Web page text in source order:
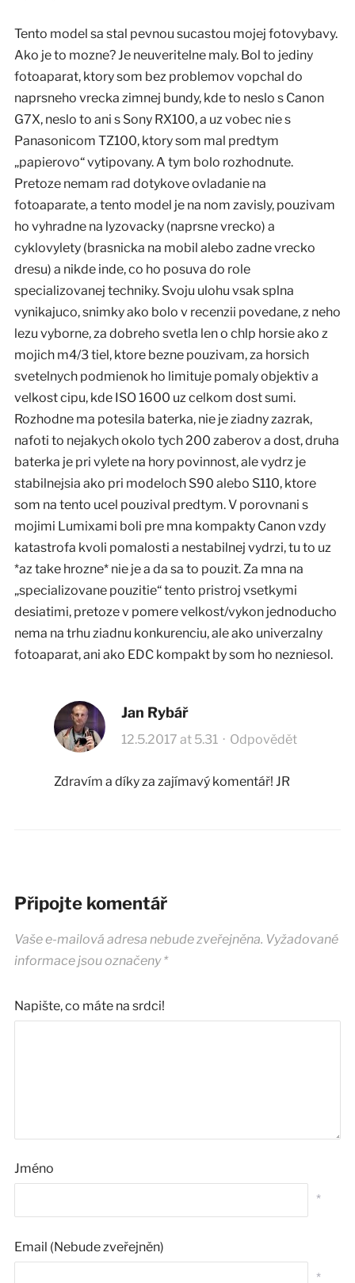
Tento model sa stal pevnou sucastou mojej fotovybavy.
Ako je to mozne? Je neuveritelne maly. Bol to jediny
fotoaparat, ktory som bez problemov vopchal do
naprsneho vrecka zimnej bundy, kde to neslo s Canon
G7X, neslo to ani s Sony RX100, a uz vobec nie s
Panasonicom TZ100, ktory som mal predtym
„papierovo“ vytipovany. A tym bolo rozhodnute.
Pretoze nemam rad dotykove ovladanie na
fotoaparate, a tento model je na nom zavisly, pouzivam
ho vyhradne na lyzovacky (naprsne vrecko) a
cyklovylety (brasnicka na mobil alebo zadne vrecko
dresu) a nikde inde, co ho posuva do role
specializovanej techniky. Svoju ulohu vsak splna
vynikajuco, snimky ako bolo v recenzii povedane, z neho
lezu vyborne, za dobreho svetla len o chlp horsie ako z
mojich m4/3 tiel, ktore bezne pouzivam, za horsich
svetelnych podmienok ho limituje pomaly objektiv a
velkost cipu, kde ISO 1600 uz celkom dost sumi.
Rozhodne ma potesila baterka, nie je ziadny zazrak,
nafoti to nejakych okolo tych 200 zaberov a dost, druha
baterka je pri vylete na hory povinnost, ale vydrz je
stabilnejsia ako pri modeloch S90 alebo S110, ktore
som na tento ucel pouzival predtym. V porovnani s
mojimi Lumixami boli pre mna kompakty Canon vzdy
katastrofa kvoli pomalosti a nestabilnej vydrzi, tu to uz
*az take hrozne* nie je a da sa to pouzit. Za mna na
„specializovane pouzitie“ tento pristroj vsetkymi
desiatimi, pretoze v pomere velkost/vykon jednoducho
nema na trhu ziadnu konkurenciu, ale ako univerzalny
fotoaparat, ani ako EDC kompakt by som ho nezniesol.
Jan Rybář
12.5.2017 at 5.31· Odpovědět
Zdravím a díky za zajímavý komentář! JR
Připojte komentář
Vaše e-mailová adresa nebude zveřejněna. Vyžadované
informace jsou označeny*
Napište, co máte na srdci!
Jméno
*
Email (Nebude zveřejněn)
*